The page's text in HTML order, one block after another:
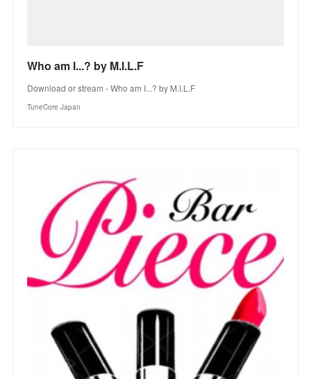
Who am I...? by M.I.L.F
Download or stream - Who am I...? by M.I.L.F
TuneCore Japan